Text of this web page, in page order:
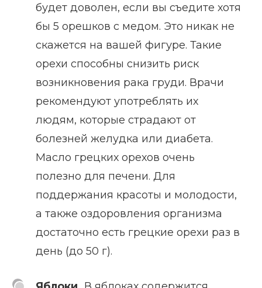
будет доволен, если вы съедите хотя
бы 5 орешков с медом. Это никак не
скажется на вашей фигуре. Такие
орехи способны снизить риск
возникновения рака груди. Врачи
рекомендуют употреблять их
людям, которые страдают от
болезней желудка или диабета.
Масло грецких орехов очень
полезно для печени. Для
поддержания красоты и молодости,
а также оздоровления организма
достаточно есть грецкие орехи раз в
день (до 50 г).